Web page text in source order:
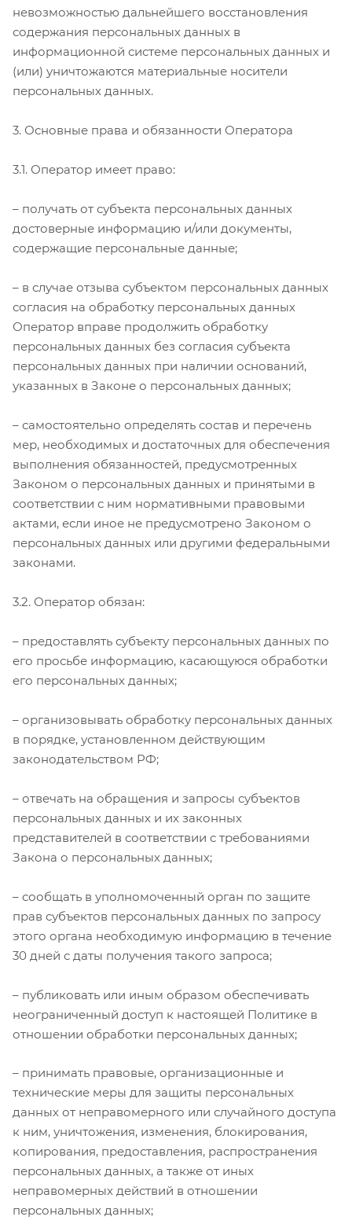
невозможностью дальнейшего восстановления
содержания персональных данных в
информационной системе персональных данных и
(или) уничтожаются материальные носители
персональных данных.
3. Основные права и обязанности Оператора
3.1. Оператор имеет право:
– получать от субъекта персональных данных
достоверные информацию и/или документы,
содержащие персональные данные;
– в случае отзыва субъектом персональных данных
согласия на обработку персональных данных
Оператор вправе продолжить обработку
персональных данных без согласия субъекта
персональных данных при наличии оснований,
указанных в Законе о персональных данных;
– самостоятельно определять состав и перечень
мер, необходимых и достаточных для обеспечения
выполнения обязанностей, предусмотренных
Законом о персональных данных и принятыми в
соответствии с ним нормативными правовыми
актами, если иное не предусмотрено Законом о
персональных данных или другими федеральными
законами.
3.2. Оператор обязан:
– предоставлять субъекту персональных данных по
его просьбе информацию, касающуюся обработки
его персональных данных;
– организовывать обработку персональных данных
в порядке, установленном действующим
законодательством РФ;
– отвечать на обращения и запросы субъектов
персональных данных и их законных
представителей в соответствии с требованиями
Закона о персональных данных;
– сообщать в уполномоченный орган по защите
прав субъектов персональных данных по запросу
этого органа необходимую информацию в течение
30 дней с даты получения такого запроса;
– публиковать или иным образом обеспечивать
неограниченный доступ к настоящей Политике в
отношении обработки персональных данных;
– принимать правовые, организационные и
технические меры для защиты персональных
данных от неправомерного или случайного доступа
к ним, уничтожения, изменения, блокирования,
копирования, предоставления, распространения
персональных данных, а также от иных
неправомерных действий в отношении
персональных данных;